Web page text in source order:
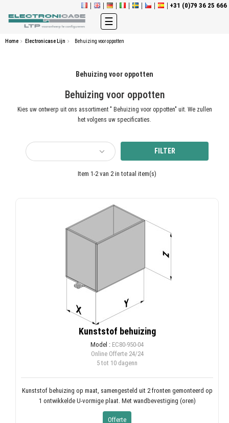
+31 (0)79 36 25 666
Toggle
navigation
☰
Home Electronicase Lijn Behuizing voor oppotten
Behuizing voor oppotten
Behuizing voor oppotten
Kies uw ontwerp uit ons assortiment " Behuizing voor oppotten" uit. We zullen
het volgens uw specificaties.
FILTER
Item 1-2 van 2 in totaal item(s)
Kunststof behuizing
Model : EC80-950-04
Online Offerte24/24
5 tot 10 dagenn
Kunststof behuizing op maat, samengesteld uit 2 fronten gemonteerd op
1 ontwikkelde U-vormige plaat. Met wandbevestiging (oren)
Offerte